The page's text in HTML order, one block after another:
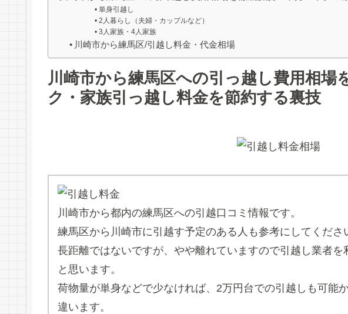
単身引越し
2人暮らし（夫婦・カップルなど）
3人家族・4人家族
川崎市から練馬区/引越し料金・代金相場
川崎市から練馬区への引っ越し費用相場
ク・家族引っ越し料金を節約する裏技
川崎市から都内の練馬区への引越口コミ情報です。
練馬区から川崎市に引越す予定のある人も参考にしてくださ
長距離ではないですが、やや離れていますので引越し業者
と思います。
荷物量が単身などで少なければ、2万円台での引越しも可能
違います。